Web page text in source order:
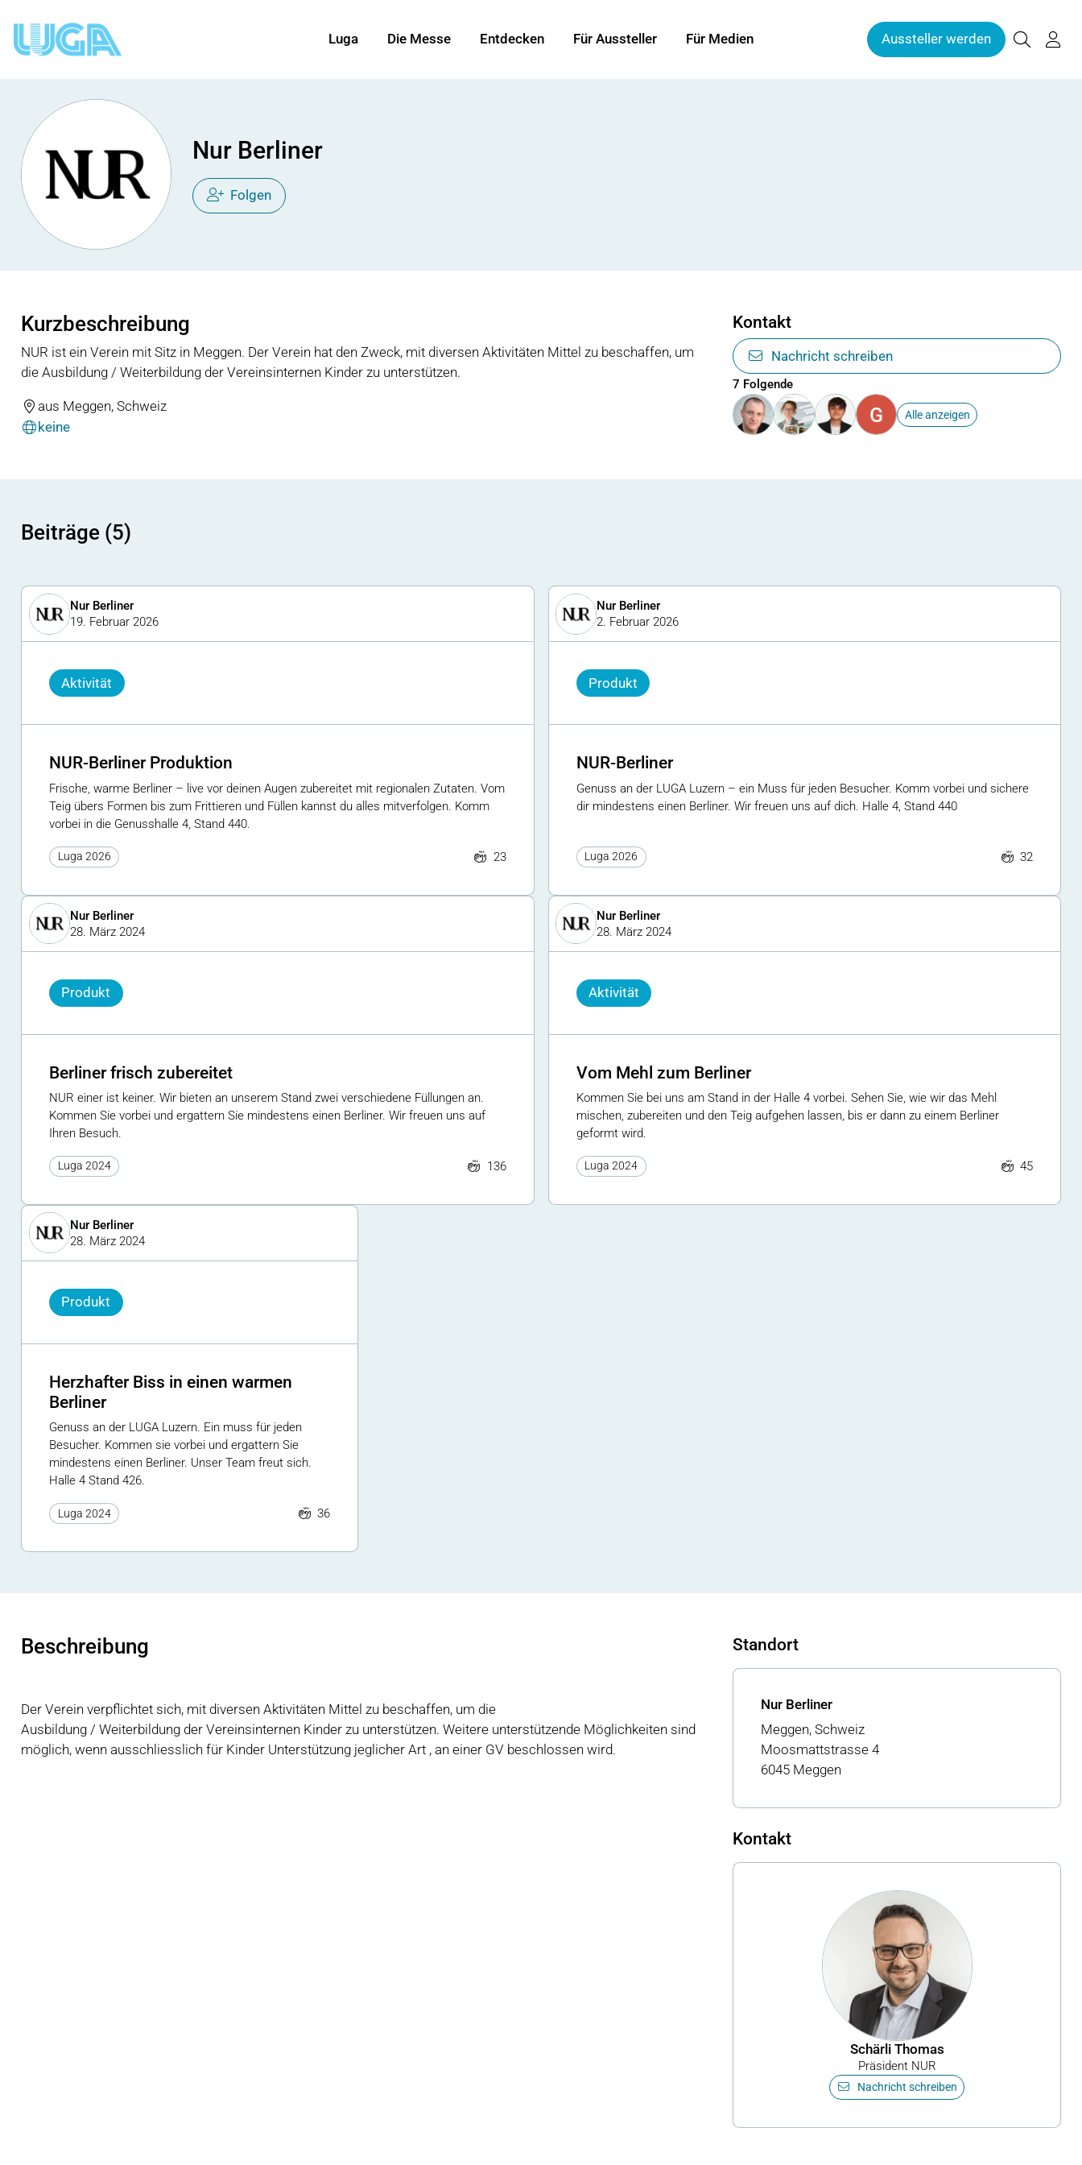
Luga Die Messe Entdecken Für Aussteller Für Medien Aussteller werden
Nur Berliner
Folgen
Kurzbeschreibung
NUR ist ein Verein mit Sitz in Meggen. Der Verein hat den Zweck, mit diversen Aktivitäten Mittel zu beschaffen, um
die Ausbildung / Weiterbildung der Vereinsinternen Kinder zu unterstützen.
aus Meggen, Schweiz
keine
Kontakt
Nachricht schreiben
7 Folgende
G Alle anzeigen
Beiträge (5)
Nur Berliner
19. Februar 2026
Aktivität
NUR-Berliner Produktion
Frische, warme Berliner – live vor deinen Augen zubereitet mit regionalen Zutaten. Vom
Teig übers Formen bis zum Frittieren und Füllen kannst du alles mitverfolgen. Komm
vorbei in die Genusshalle 4, Stand 440.
Luga 2026 23
Nur Berliner
2. Februar 2026
Produkt
NUR-Berliner
Genuss an der LUGA Luzern – ein Muss für jeden Besucher. Komm vorbei und sichere
dir mindestens einen Berliner. Wir freuen uns auf dich. Halle 4, Stand 440
Luga 2026 32
Nur Berliner
28. März 2024
Produkt
Berliner frisch zubereitet
NUR einer ist keiner. Wir bieten an unserem Stand zwei verschiedene Füllungen an.
Kommen Sie vorbei und ergattern Sie mindestens einen Berliner. Wir freuen uns auf
Ihren Besuch.
Luga 2024 136
Nur Berliner
28. März 2024
Aktivität
Vom Mehl zum Berliner
Kommen Sie bei uns am Stand in der Halle 4 vorbei. Sehen Sie, wie wir das Mehl
mischen, zubereiten und den Teig aufgehen lassen, bis er dann zu einem Berliner
geformt wird.
Luga 2024 45
Nur Berliner
28. März 2024
Produkt
Herzhafter Biss in einen warmen
Berliner
Genuss an der LUGA Luzern. Ein muss für jeden
Besucher. Kommen sie vorbei und ergattern Sie
mindestens einen Berliner. Unser Team freut sich.
Halle 4 Stand 426.
Luga 2024 36
Beschreibung
Der Verein verpflichtet sich, mit diversen Aktivitäten Mittel zu beschaffen, um die
Ausbildung / Weiterbildung der Vereinsinternen Kinder zu unterstützen. Weitere unterstützende Möglichkeiten sind
möglich, wenn ausschliesslich für Kinder Unterstützung jeglicher Art , an einer GV beschlossen wird.
Standort
Nur Berliner
Meggen, Schweiz
Moosmattstrasse 4
6045 Meggen
Kontakt
Schärli Thomas
Präsident NUR
Nachricht schreiben